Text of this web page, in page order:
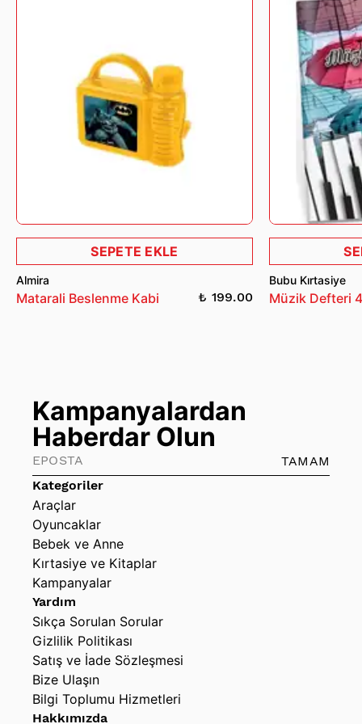
kullanılmamış, orijinal ambalajında ve tekrar satılabilir durumda
İade ve değişim işlemleri hakkında detaylı bilgi almak için
bizimle iletişime geçebilirsiniz.
SEPETE EKLE
Almira
Matarali Beslenme Kabi ₺ 199.00
Bubu Kırtasiye
Müzik Defteri
Kategoriler
Araçlar
Oyuncaklar
Bebek ve Anne
Kırtasiye ve Kitaplar
Kampanyalar
Yardım
Sıkça Sorulan Sorular
Gizlilik Politikası
Satış ve İade Sözleşmesi
Bize Ulaşın
Bilgi Toplumu Hizmetleri
Hakkımızda
Kampanyalardan
Haberdar Olun
TAMAM